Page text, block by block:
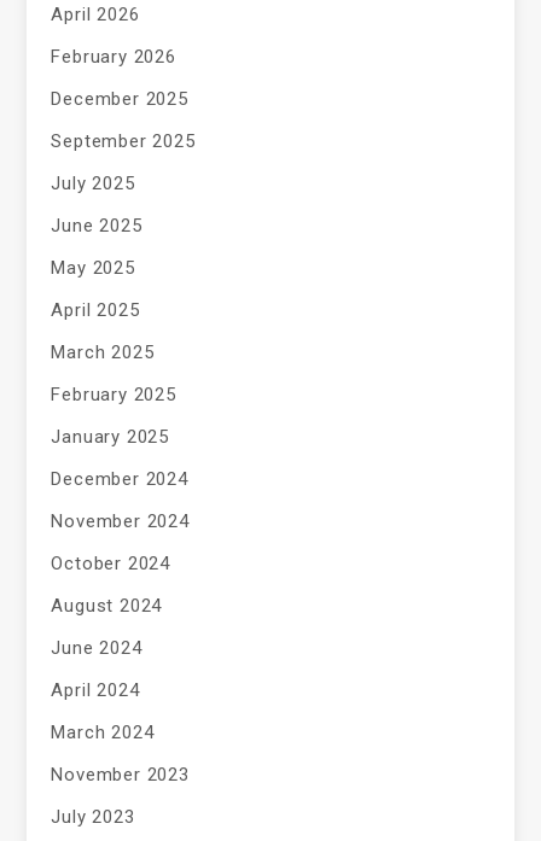
April 2026
February 2026
December 2025
September 2025
July 2025
June 2025
May 2025
April 2025
March 2025
February 2025
January 2025
December 2024
November 2024
October 2024
August 2024
June 2024
April 2024
March 2024
November 2023
July 2023